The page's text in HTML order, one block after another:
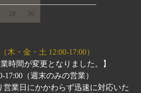
29 30
木・金・土 12:00-17:00）
業時間が変更となりました。】
17:00（週末のみの営業）
営業日にかかわらず迅速に対応いた